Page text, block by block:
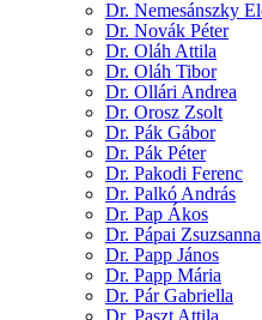
Dr. Nemesánszky
Dr. Novák Péter
Dr. Oláh Attila
Dr. Oláh Tibor
Dr. Ollári Andrea
Dr. Orosz Zsolt
Dr. Pák Gábor
Dr. Pák Péter
Dr. Pakodi Ferenc
Dr. Palkó András
Dr. Pap Ákos
Dr. Pápai Zsuzsanna
Dr. Papp János
Dr. Papp Mária
Dr. Pár Gabriella